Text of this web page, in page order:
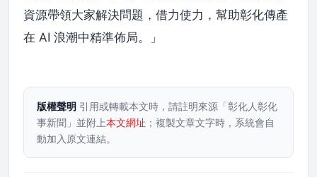
資源帶領大家解決問題，借力使力，幫助彰化傳產
在 AI 浪潮中精準佈局。」
版權聲明 引用或轉載本文時，請註明來源「彰化人彰化
事新聞」並附上本文網址 ；複製文章文字時，系統會自
動加入原文連結。